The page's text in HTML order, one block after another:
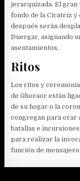
jerarquizada. El gran
fondo de la Cicatriz y
después serán
Duergar, asignando
asentamientos.
Ritos
Los ritos y
de Ghoraor están
de su hogar o la
congregan para orar
batallas e
para realizar la
función de